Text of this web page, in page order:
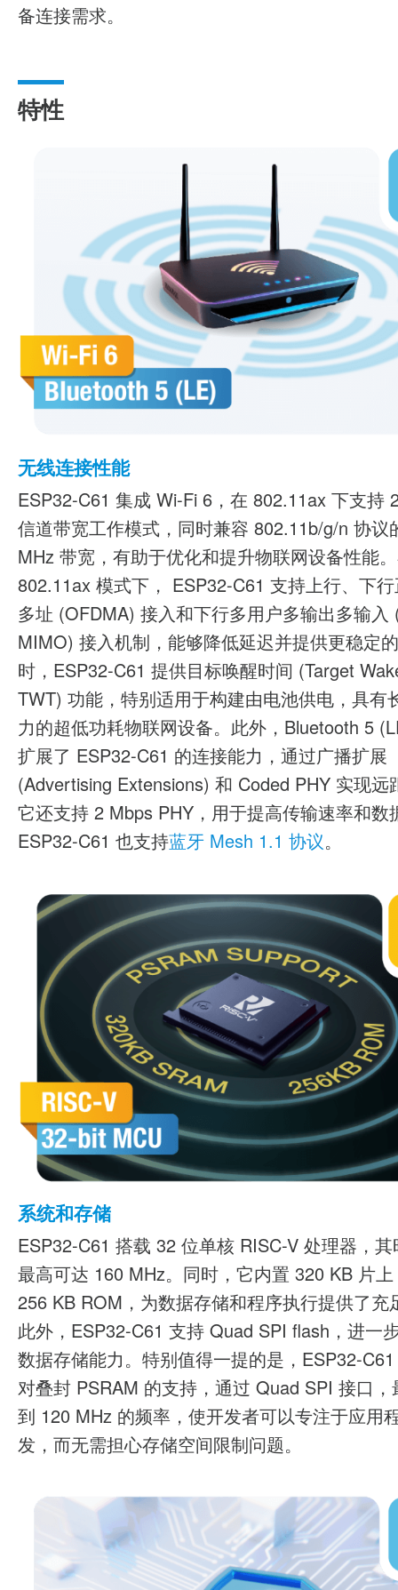
备连接需求。
特性
无线连接性能
ESP32-C61 集成 Wi-Fi 6，在 802.11ax 下支持
信道带宽工作模式，同时兼容 802.11b/g/n 协议
MHz 带宽，有助于优化和提升物联网设备性能
802.11ax 模式下， ESP32-C61 支持上行、下
多址 (OFDMA) 接入和下行多用户多输出多输入
MIMO) 接入机制，能够降低延迟并提供更稳定
时，ESP32-C61 提供目标唤醒时间 (Target
TWT) 功能，特别适用于构建由电池供电，具有
力的超低功耗物联网设备。此外，Bluetooth 5
扩展了 ESP32-C61 的连接能力，通过广播扩展
(Advertising Extensions) 和 Coded PHY 实现远
它还支持 2 Mbps PHY，用于提高传输速率和数
ESP32-C61 也支持蓝牙 Mesh 1.1 协议。
系统和存储
ESP32-C61 搭载 32 位单核 RISC-V 处理器，其
最高可达 160 MHz。同时，它内置 320 KB 片
256 KB ROM，为数据存储和程序执行提供了充
此外，ESP32-C61 支持 Quad SPI flash，进一
数据存储能力。特别值得一提的是，ESP32-
对叠封 PSRAM 的支持，通过 Quad SPI 接口，
到 120 MHz 的频率，使开发者可以专注于应用
发，而无需担心存储空间限制问题。